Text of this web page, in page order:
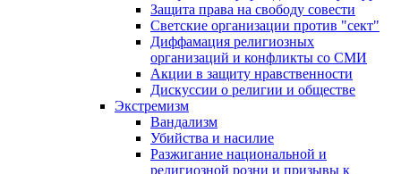
Защита права на свободу совести
Светские организации против "сект"
Диффамация религиозных
организаций и конфликты со СМИ
Акции в защиту нравственности
Дискуссии о религии и обществе
Экстремизм
Вандализм
Убийства и насилие
Разжигание национальной и
религиозной розни и призывы к